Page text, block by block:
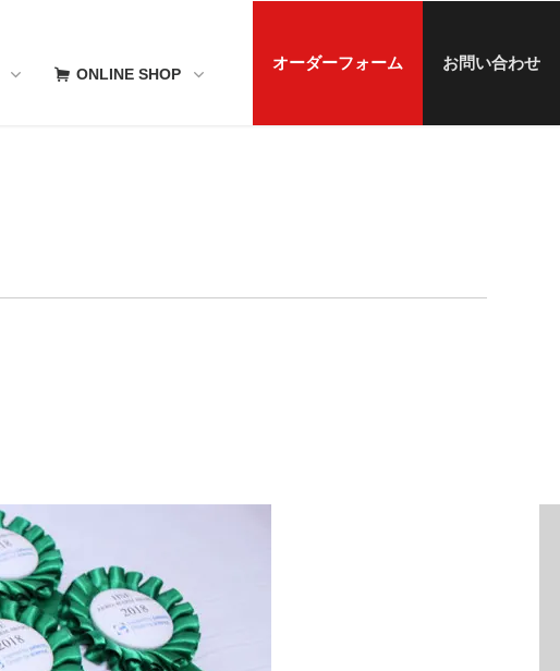
ONLINE SHOP
オーダーフォーム お問い合わせ